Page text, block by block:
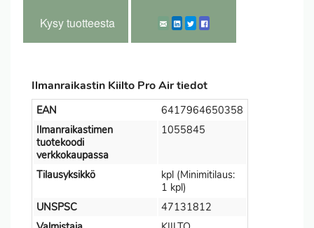
Kysy tuotteesta
Ilmanraikastin Kiilto Pro Air tiedot
EAN
6417964650358
Ilmanraikastimen
tuotekoodi
verkkokaupassa
1055845
Tilausyksikkö
kpl (Minimitilaus:
1 kpl)
UNSPSC
47131812